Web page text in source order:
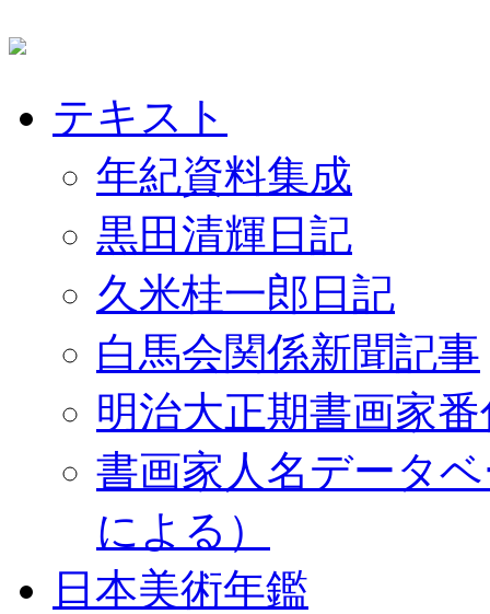
テキスト
年紀資料集成
黒田清輝日記
久米桂一郎日記
白馬会関係新聞記事
明治大正期書画家
書画家人名データ
による）
日本美術年鑑